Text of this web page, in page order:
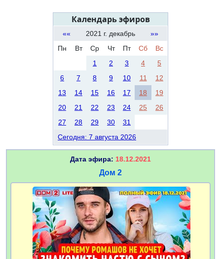
Календарь эфиров
«« 2021 г. декабрь
»»
Пн
Вт Ср Чт Пт Сб
Вс
1
2 3 4
5
6
7 8 9 10 11
12
13
14 15 16 17 18
19
20
21 22 23 24 25
26
27
28 29 30
31
Сегодня: 7 августа 2026
Дата эфира: 18.12.2021
Дом 2